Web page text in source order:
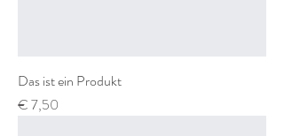
Das ist ein Produkt
Preis
€ 7,50